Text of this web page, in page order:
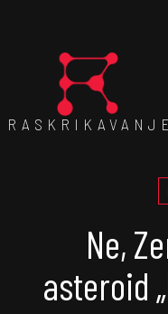
RASKRIKAVANJE
Ne,
asteroid